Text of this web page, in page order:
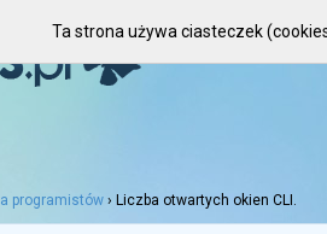
programistów › Liczba otwartych okien CLI.
Ta strona używa ciasteczek